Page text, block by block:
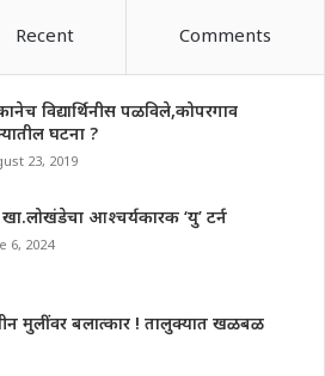
Recent Comments
विद्यार्थिनीस पळविले,कोपरगाव
घटना ?
23, 2019
आश्चर्यकारक ‘यु’ टर्न
6, 2024
मुलींवर बलात्कार ! तालुक्यात खळबळ